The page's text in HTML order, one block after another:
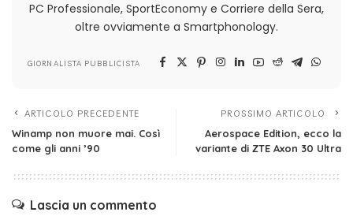
PC Professionale, SportEconomy e Corriere della Sera,
oltre ovviamente a Smartphonology.
GIORNALISTA PUBBLICISTA
ARTICOLO PRECEDENTE
Winamp non muore mai. Così
come gli anni ’90
PROSSIMO ARTICOLO
Aerospace Edition, ecco la
variante di ZTE Axon 30 Ultra
Lascia un commento